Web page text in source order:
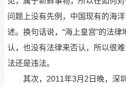
问题上没有先例，中国现有的海
述。换句话说，“海上皇宫”的法
认，也没有法律来否认，所以很
法还是违法。
其次，2011年3月2日晚，深